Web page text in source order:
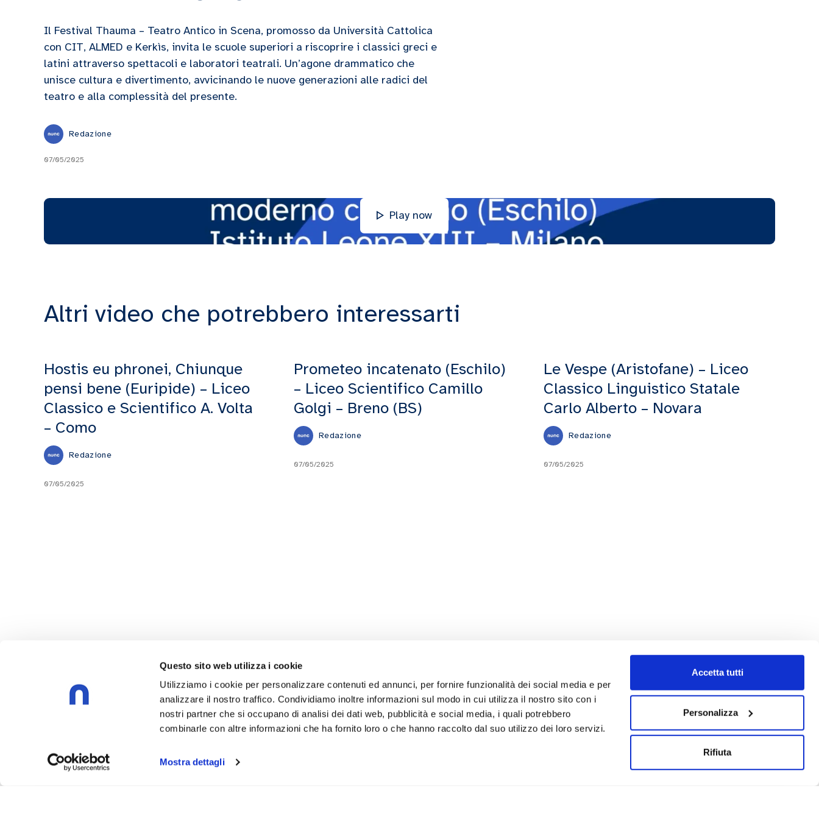
Questo sito web utilizza i cookie
Utilizziamo i cookie per personalizzare contenuti ed annunci, per fornire funzionalità dei social media e per
analizzare il nostro traffico. Condividiamo inoltre informazioni sul modo in cui utilizza il nostro sito con i
nostri partner che si occupano di analisi dei dati web, pubblicità e social media, i quali potrebbero
combinarle con altre informazioni che ha fornito loro o che hanno raccolto dal suo utilizzo dei loro servizi.
Mostra dettagli
Accetta tutti
Personalizza
Rifiuta
Il Festival Thauma – Teatro Antico in Scena, promosso da Università Cattolica
con CIT, ALMED e Kerkìs, invita le scuole superiori a riscoprire i classici greci e
latini attraverso spettacoli e laboratori teatrali. Un’agone drammatico che
unisce cultura e divertimento, avvicinando le nuove generazioni alle radici del
teatro e alla complessità del presente.
Redazione
07/05/2025
Play now
Altri video che potrebbero interessarti
Hostis eu phronei, Chiunque
pensi bene (Euripide) – Liceo
Classico e Scientifico A. Volta
– Como
Redazione
07/05/2025
Prometeo incatenato (Eschilo)
– Liceo Scientifico Camillo
Golgi – Breno (BS)
Redazione
07/05/2025
Le Vespe (Aristofane) – Liceo
Classico Linguistico Statale
Carlo Alberto – Novara
Redazione
07/05/2025